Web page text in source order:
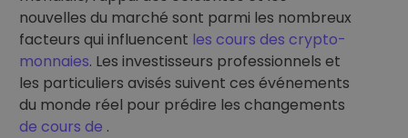
nouvelles du marché sont parmi les nombreux
facteurs qui influencent les cours des crypto-
monnaies. Les investisseurs professionnels et
les particuliers avisés suivent ces événements
du monde réel pour prédire les changements
de cours de .